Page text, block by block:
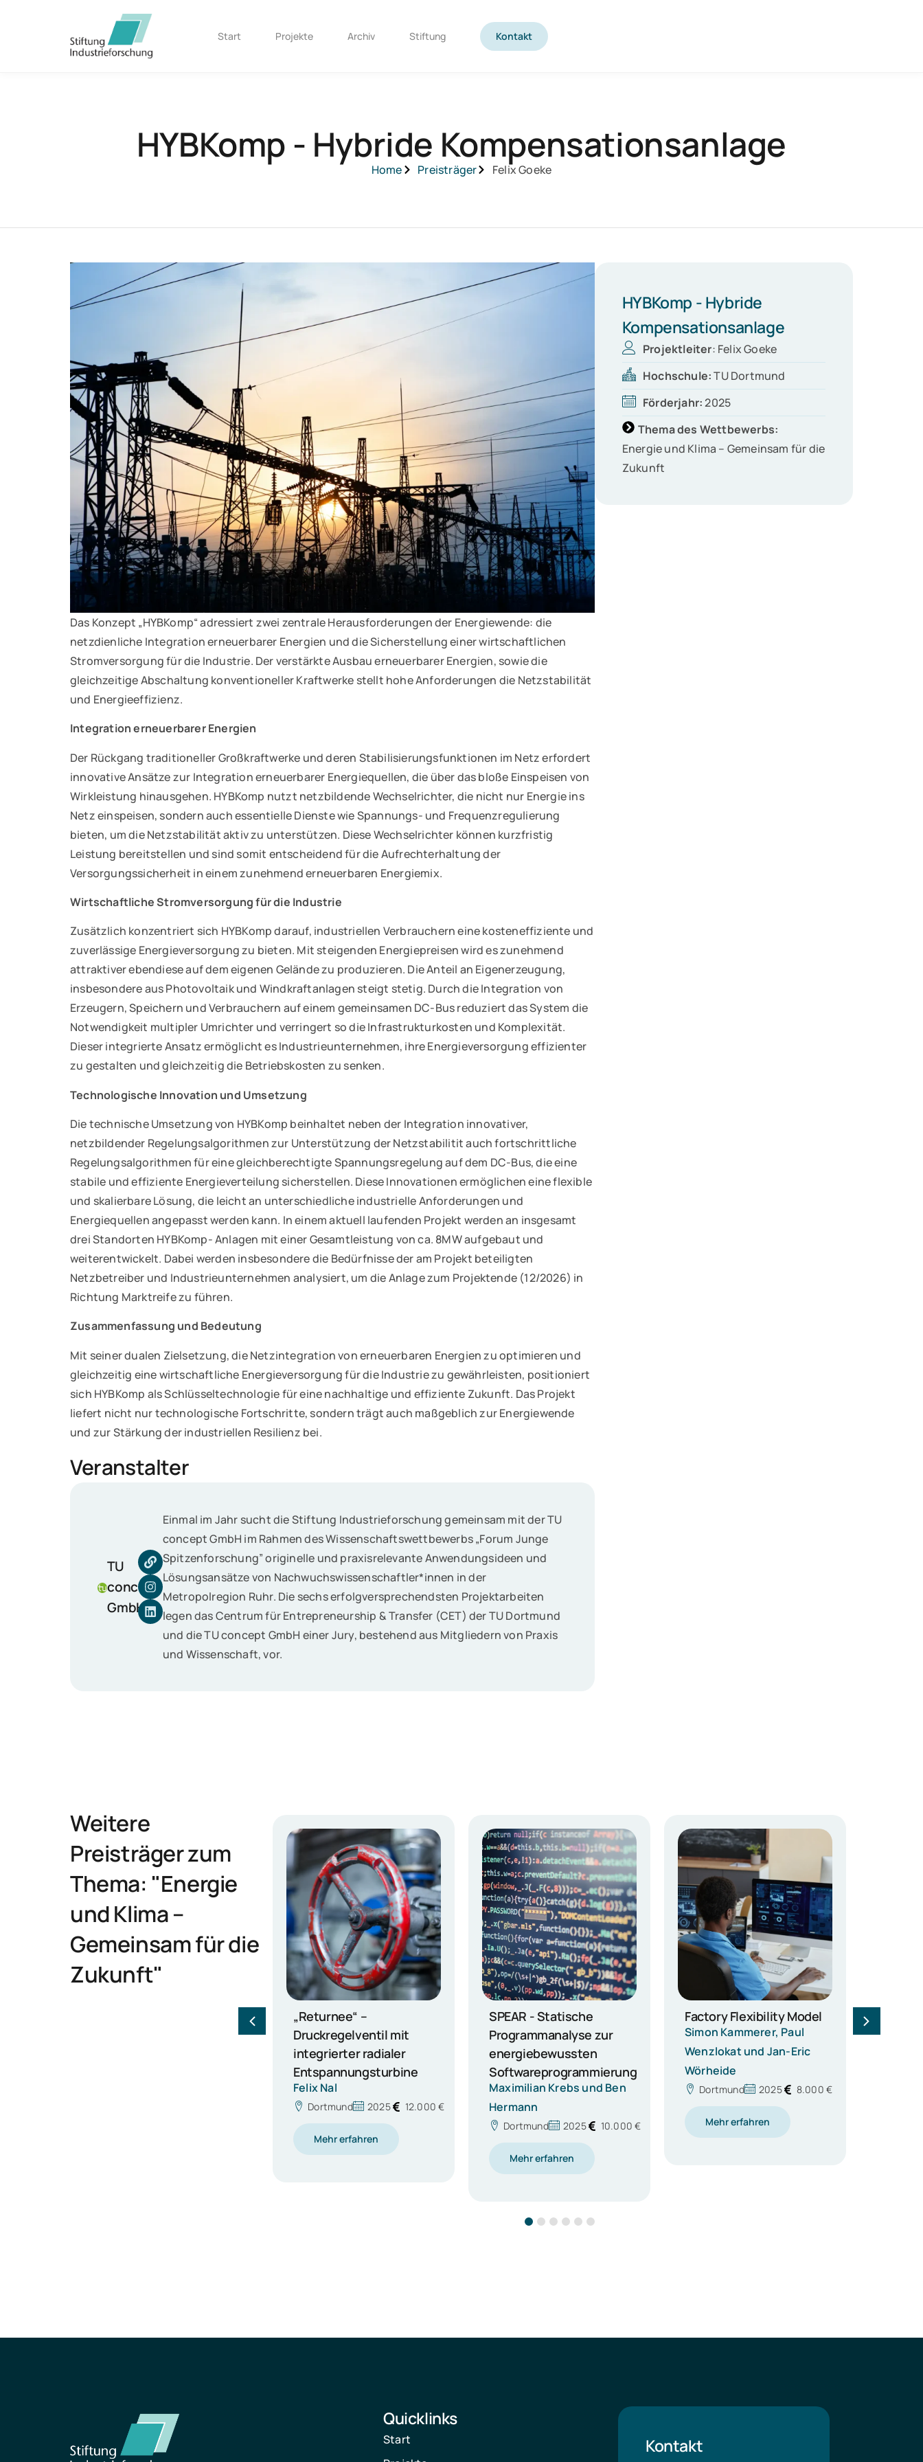
Start Projekte Archiv Stiftung Kontakt
HYBKomp - Hybride Kompensationsanlage
Home Preisträger Felix Goeke
Das Konzept „HYBKomp“ adressiert zwei zentrale Herausforderungen der Energiewende: die
netzdienliche Integration erneuerbarer Energien und die Sicherstellung einer wirtschaftlichen
Stromversorgung für die Industrie. Der verstärkte Ausbau erneuerbarer Energien, sowie die
gleichzeitige Abschaltung konventioneller Kraftwerke stellt hohe Anforderungen die Netzstabilität
und Energieeffizienz.
Integration erneuerbarer Energien
Der Rückgang traditioneller Großkraftwerke und deren Stabilisierungsfunktionen im Netz erfordert
innovative Ansätze zur Integration erneuerbarer Energiequellen, die über das bloße Einspeisen von
Wirkleistung hinausgehen. HYBKomp nutzt netzbildende Wechselrichter, die nicht nur Energie ins
Netz einspeisen, sondern auch essentielle Dienste wie Spannungs- und Frequenzregulierung
bieten, um die Netzstabilität aktiv zu unterstützen. Diese Wechselrichter können kurzfristig
Leistung bereitstellen und sind somit entscheidend für die Aufrechterhaltung der
Versorgungssicherheit in einem zunehmend erneuerbaren Energiemix.
Wirtschaftliche Stromversorgung für die Industrie
Zusätzlich konzentriert sich HYBKomp darauf, industriellen Verbrauchern eine kosteneffiziente und
zuverlässige Energieversorgung zu bieten. Mit steigenden Energiepreisen wird es zunehmend
attraktiver ebendiese auf dem eigenen Gelände zu produzieren. Die Anteil an Eigenerzeugung,
insbesondere aus Photovoltaik und Windkraftanlagen steigt stetig. Durch die Integration von
Erzeugern, Speichern und Verbrauchern auf einem gemeinsamen DC-Bus reduziert das System die
Notwendigkeit multipler Umrichter und verringert so die Infrastrukturkosten und Komplexität.
Dieser integrierte Ansatz ermöglicht es Industrieunternehmen, ihre Energieversorgung effizienter
zu gestalten und gleichzeitig die Betriebskosten zu senken.
Technologische Innovation und Umsetzung
Die technische Umsetzung von HYBKomp beinhaltet neben der Integration innovativer,
netzbildender Regelungsalgorithmen zur Unterstützung der Netzstabilitit auch fortschrittliche
Regelungsalgorithmen für eine gleichberechtigte Spannungsregelung auf dem DC-Bus, die eine
stabile und effiziente Energieverteilung sicherstellen. Diese Innovationen ermöglichen eine flexible
und skalierbare Lösung, die leicht an unterschiedliche industrielle Anforderungen und
Energiequellen angepasst werden kann. In einem aktuell laufenden Projekt werden an insgesamt
drei Standorten HYBKomp- Anlagen mit einer Gesamtleistung von ca. 8MW aufgebaut und
weiterentwickelt. Dabei werden insbesondere die Bedürfnisse der am Projekt beteiligten
Netzbetreiber und Industrieunternehmen analysiert, um die Anlage zum Projektende (12/2026) in
Richtung Marktreife zu führen.
Zusammenfassung und Bedeutung
Mit seiner dualen Zielsetzung, die Netzintegration von erneuerbaren Energien zu optimieren und
gleichzeitig eine wirtschaftliche Energieversorgung für die Industrie zu gewährleisten, positioniert
sich HYBKomp als Schlüsseltechnologie für eine nachhaltige und effiziente Zukunft. Das Projekt
liefert nicht nur technologische Fortschritte, sondern trägt auch maßgeblich zur Energiewende
und zur Stärkung der industriellen Resilienz bei.
Veranstalter
TU
concept
GmbH
Einmal im Jahr sucht die Stiftung Industrieforschung gemeinsam mit der TU
concept GmbH im Rahmen des Wissenschaftswettbewerbs „Forum Junge
Spitzenforschung” originelle und praxisrelevante Anwendungsideen und
Lösungsansätze von Nach­wuchs­wissen­schaftler*innen in der
Metropolregion Ruhr. Die sechs erfolgversprechendsten Projektarbeiten
legen das Centrum für Entrepreneurship & Transfer (CET) der TU Dortmund
und die TU concept GmbH einer Jury, bestehend aus Mitgliedern von Praxis
und Wissenschaft, vor.
HYBKomp - Hybride
Kompensationsanlage
Projektleiter: Felix Goeke
Hochschule:TU Dortmund
Förderjahr:2025
Thema des Wettbewerbs:
Energie und Klima – Gemeinsam für die
Zukunft
Weitere
Preisträger zum
Thema: "Energie
und Klima –
Gemeinsam für die
Zukunft"
SPEAR - Statische
Programmanalyse zur
energiebewussten
Softwareprogrammierung
Maximilian Krebs und Ben
Hermann
Dortmund 2025
Mehr erfahren
Factory Flexibility Model
Simon Kammerer, Paul
Wenzlokat und Jan-Eric
Wörheide
Dortmund 2025 8.000 €
Mehr erfahren
Quicklinks
Start
Kontakt